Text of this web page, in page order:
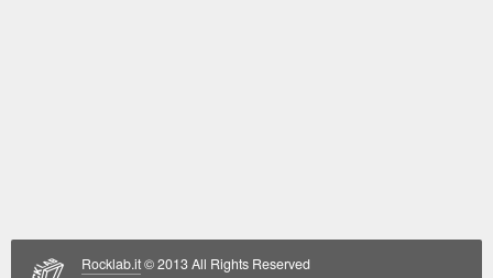
Rocklab.it© 2013 All Rights Reserved